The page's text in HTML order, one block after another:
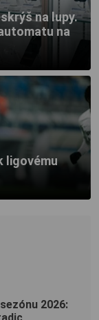
na lupy.
na
ligovému
2026: